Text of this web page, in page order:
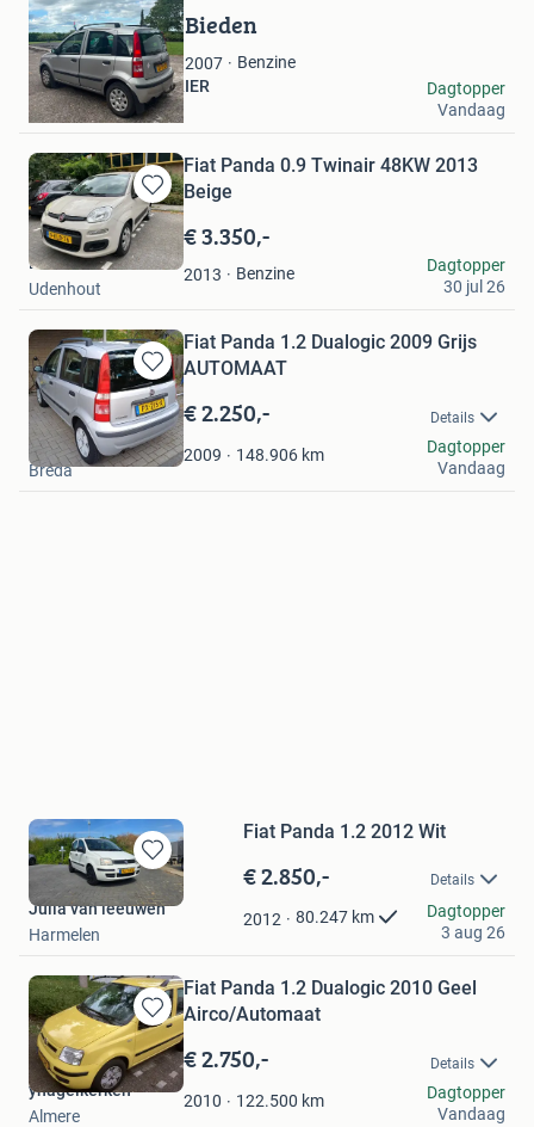
in
Mijn
Favorieten
Bieden
2007
Benzine
MIWI VERHUIS KOERIER
Groningen
Dagtopper
Vandaag
Bewaren
in
Mijn
Favorieten
Fiat Panda 0.9 Twinair 48KW 2013
Beige
€ 3.350,-
2013 Benzine
Brouwer Autos
Udenhout
Dagtopper
30 jul 26
Bewaren
in
Mijn
Favorieten
Fiat Panda 1.2 Dualogic 2009 Grijs
AUTOMAAT
€ 2.250,- Details
2009 148.906 km
John
Breda
Dagtopper
Vandaag
Bewaren
in
Mijn
Fiat Panda 1.2 2012 Wit
€ 2.850,- Details
2012 80.247 km
Julia van leeuwen
Harmelen
Dagtopper
3 aug 26
Bewaren
in
Mijn
Favorieten
Fiat Panda 1.2 Dualogic 2010 Geel
Airco/Automaat
€ 2.750,- Details
2010 122.500 km
ynagelkerken
Almere
Dagtopper
Vandaag